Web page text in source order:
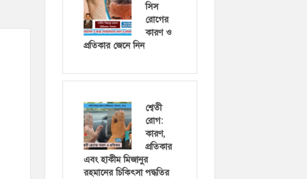
সিস
রোগের
কারণ ও
প্রতিকার জেনে নিন
শ্বেতী
রোগ:
কারণ,
প্রতিকার
এবং হাকীম মিজানুর
রহমানের চিকিৎসা পদ্ধতির